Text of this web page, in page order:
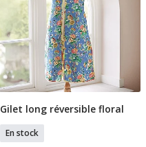
Sélectionner Tailles
Gilet long réversible floral
En stock